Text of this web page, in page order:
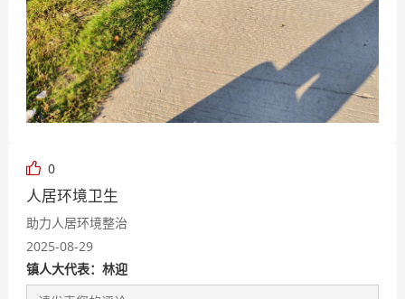
0
人居环境卫生
助力人居环境整治
2025-08-29
镇人大代表：林迎